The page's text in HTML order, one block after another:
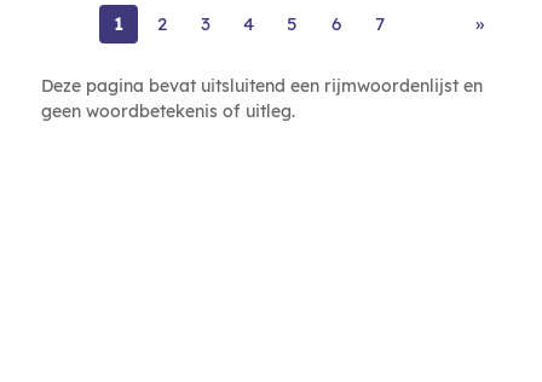
1 2 3 4 5 6 7 »
Deze pagina bevat uitsluitend een rijmwoordenlijst en
geen woordbetekenis of uitleg.